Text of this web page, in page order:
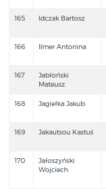
165 Idczak Bartosz
166 Ilmer Antonina
167
Jabłoński
Mateusz
168 Jagiełka Jakub
169 Jakautsou Kastuś
170
Jałoszyński
Wojciech